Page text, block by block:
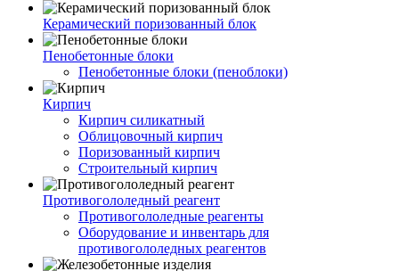
Керамический поризованный блок
Пенобетонные блоки
Пенобетонные блоки (пеноблоки)
Кирпич
Кирпич силикатный
Облицовочный кирпич
Поризованный кирпич
Строительный кирпич
Противогололедный реагент
Противогололедные реагенты
Оборудование и инвентарь для
противогололедных реагентов